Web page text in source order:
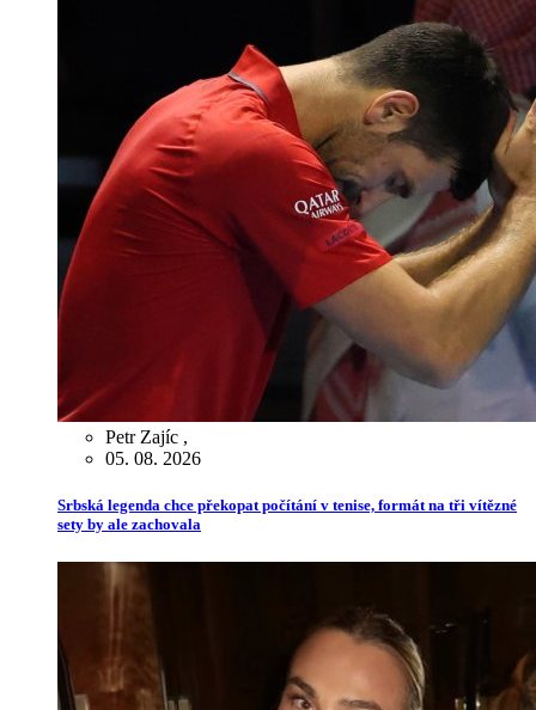
Petr Zajíc ,
05. 08. 2026
Srbská legenda chce překopat počítání v tenise, formát na tři vítězné
sety by ale zachovala